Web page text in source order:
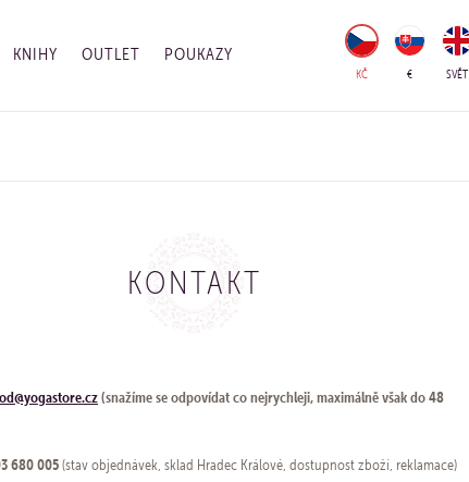
KNIHY OUTLET POUKAZY
KČ € SVĚT
KONTAKT
@yogastore.cz(snažíme se odpovídat co nejrychleji, maximálně však do 48
680 005(stav objednávek, sklad Hradec Králové, dostupnost zboží, reklamace)